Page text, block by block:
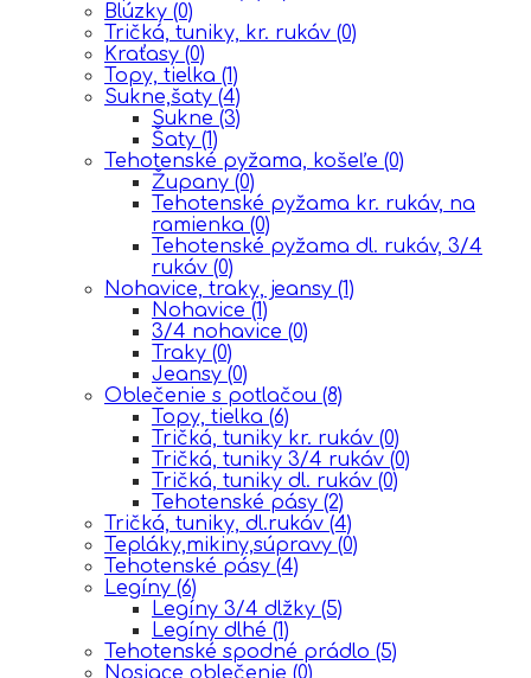
Blúzky (0)
Tričká, tuniky, kr. rukáv (0)
Kraťasy (0)
Topy, tielka (1)
Sukne,šaty (4)
Sukne (3)
Šaty (1)
Tehotenské pyžama, košeľe (0)
Župany (0)
Tehotenské pyžama kr. rukáv, na
ramienka (0)
Tehotenské pyžama dl. rukáv, 3/4
rukáv (0)
Nohavice, traky, jeansy (1)
Nohavice (1)
3/4 nohavice (0)
Traky (0)
Jeansy (0)
Oblečenie s potlačou (8)
Topy, tielka (6)
Tričká, tuniky kr. rukáv (0)
Tričká, tuniky 3/4 rukáv (0)
Tričká, tuniky dl. rukáv (0)
Tehotenské pásy (2)
Tričká, tuniky, dl.rukáv (4)
Tepláky,mikiny,súpravy (0)
Tehotenské pásy (4)
Legíny (6)
Legíny 3/4 dlžky (5)
Legíny dlhé (1)
Tehotenské spodné prádlo (5)
Nosiace oblečenie (0)